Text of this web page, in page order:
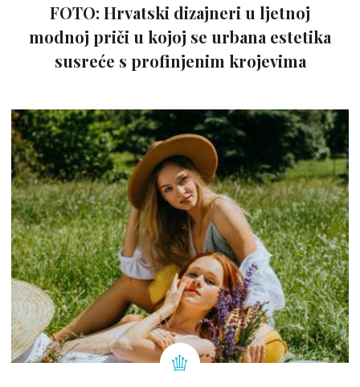
FOTO: Hrvatski dizajneri u ljetnoj
modnoj priči u kojoj se urbana estetika
susreće s profinjenim krojevima